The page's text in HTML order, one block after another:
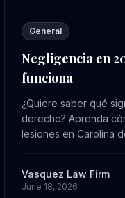
General
Negligencia en
funciona
¿Quiere saber qué
derecho? Aprenda
lesiones en Carolina
Vasquez Law Firm
June 18, 2026